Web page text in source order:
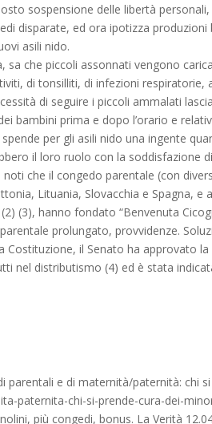
sospensione delle libertà
disparate, ed ora ipotizza
asili nido.
sa che piccoli assonnati vengono
di tonsilliti, di infezioni
di seguire i piccoli ammalati
bambini prima e dopo l’orario e
per gli asili nido una ingente
il loro ruolo con la soddisfazione
noti che il congedo parentale (con
Lituania, Slovacchia e Spagna, e
(3), hanno fondato “Benvenuta
prolungato, provvidenze.
Costituzione, il Senato ha approvato
nel distributismo (4) ed è stata
parentali e di maternità/paternità: chi
paternita-chi-si-prende-cura-dei-
più congedi, bonus. La Verità